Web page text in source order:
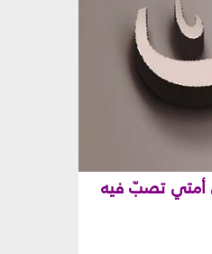
أمتي تصبّ فيه